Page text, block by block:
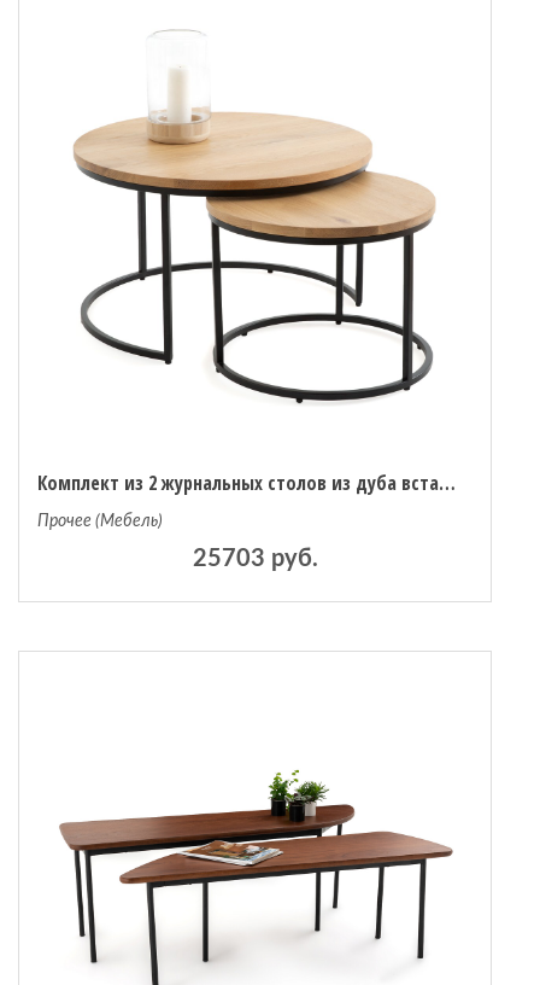
Комплект из 2 журнальных столов из дуба вставляемых друг под друга Vova единый размер каштановый
Прочее (Мебель)
25703 руб.